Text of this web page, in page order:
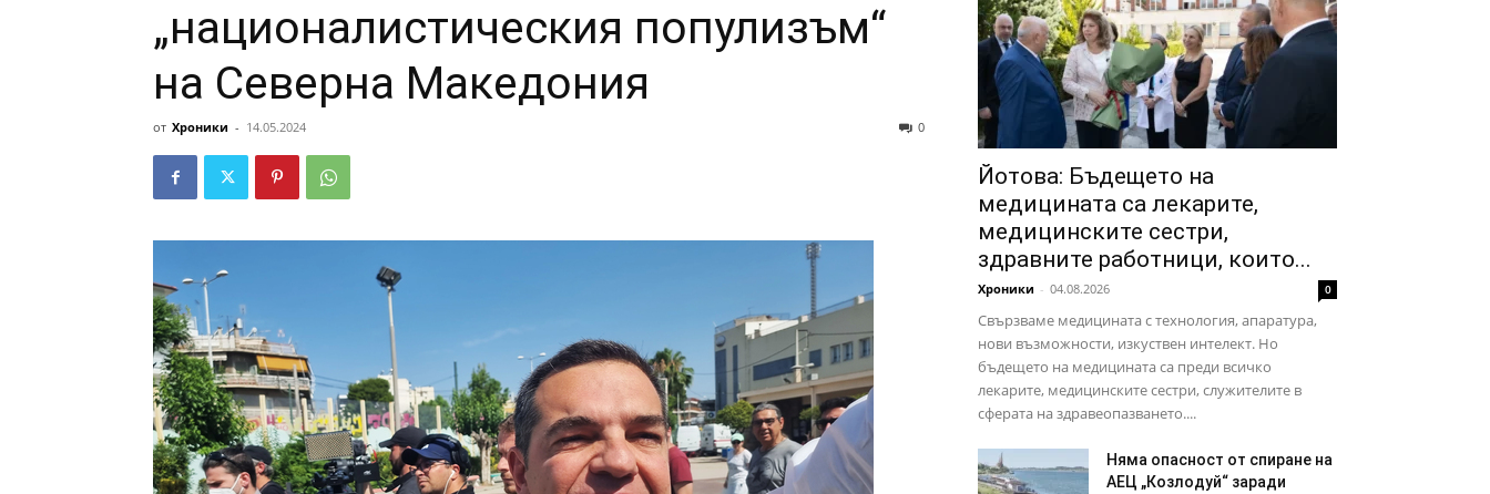
„националистическия популизъм“
на Северна Македония
от Хроники - 14.05.2024 0
Йотова: Бъдещето на
медицината са лекарите,
медицинските сестри,
здравните работници, които...
Хроники - 04.08.2026 0
Свързваме медицината с технология, апаратура,
нови възможности, изкуствен интелект. Но
бъдещето на медицината са преди всичко
лекарите, медицинските сестри, служителите в
сферата на здравеопазването....
Няма опасност от спиране на
АЕЦ „Козлодуй“ заради